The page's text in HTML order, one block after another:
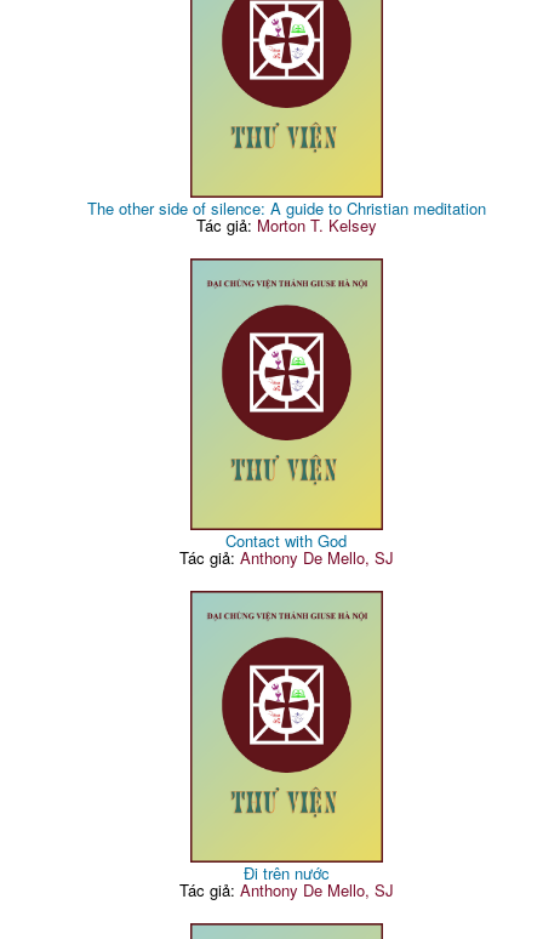
The other side of silence: A guide to Christian meditation
Tác giả: Morton T. Kelsey
Contact with God
Tác giả: Anthony De Mello, SJ
Đi trên nước
Tác giả: Anthony De Mello, SJ